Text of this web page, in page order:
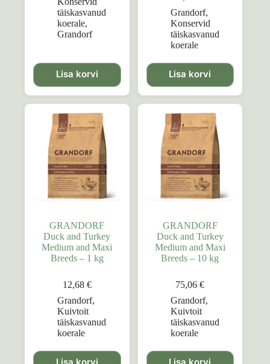
täiskasvanud
koerale,
Grandorf
Lisa korvi
Grandorf,
Konservid
täiskasvanud
koerale
Lisa korvi
GRANDORF
Duck and Turkey
Medium and Maxi
Breeds – 1 kg
12,68 €
Grandorf,
Kuivtoit
täiskasvanud
koerale
GRANDORF
Duck and Turkey
Medium and Maxi
Breeds – 10 kg
75,06€
Grandorf,
Kuivtoit
täiskasvanud
koerale